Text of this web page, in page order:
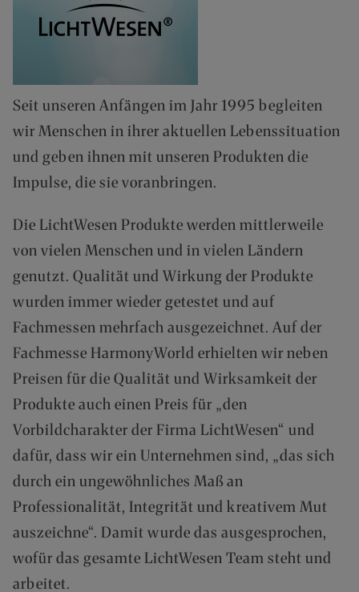
2
5
-
9
8
0
-
0
O
R
T
F
R
A
7
0
-
€
Seit unseren Anfängen im Jahr 1995 begleiten
wir Menschen in ihrer aktuellen Lebenssituation
und geben ihnen mit unseren Produkten die
Impulse, die sie voranbringen.
Die LichtWesen Produkte werden mittlerweile
von vielen Menschen und in vielen Ländern
genutzt. Qualität und Wirkung der Produkte
wurden immer wieder getestet und auf
Fachmessen mehrfach ausgezeichnet. Auf der
Fachmesse HarmonyWorld erhielten wir neben
Preisen für die Qualität und Wirksamkeit der
Produkte auch einen Preis für „den
Vorbildcharakter der Firma LichtWesen“ und
dafür, dass wir ein Unternehmen sind, „das sich
durch ein ungewöhnliches Maß an
Professionalität, Integrität und kreativem Mut
auszeichne“. Damit wurde das ausgesprochen,
wofür das gesamte LichtWesen Team steht und
arbeitet.